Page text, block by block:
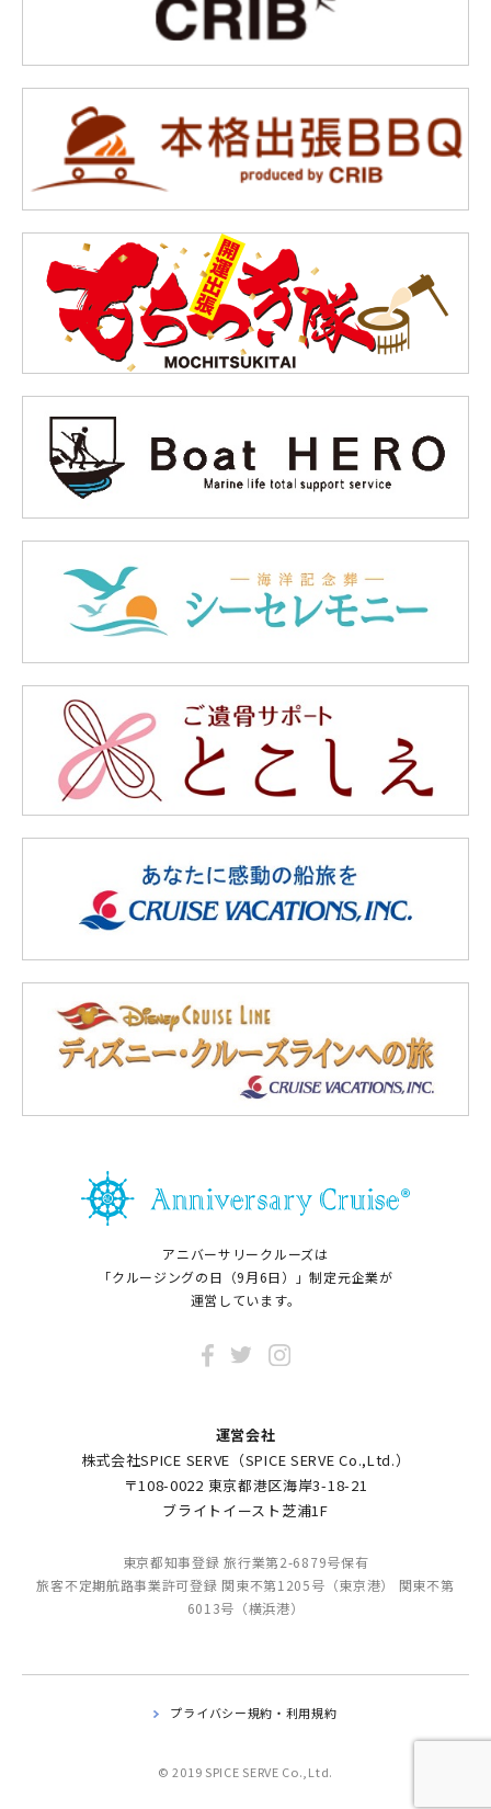
アニバーサリークルーズは
「クルージングの日（9月6日）」制定元企業が
運営しています。
運営会社
株式会社SPICE SERVE（SPICE SERVE Co.,Ltd.）
〒108-0022 東京都港区海岸3-18-21
ブライトイースト芝浦1F
東京都知事登録 旅行業第2-6879号保有
旅客不定期航路事業許可登録 関東不第1205号（東京港） 関東不第
6013号（横浜港）
プライバシー規約・利用規約
© 2019 SPICE SERVE Co.,Ltd.